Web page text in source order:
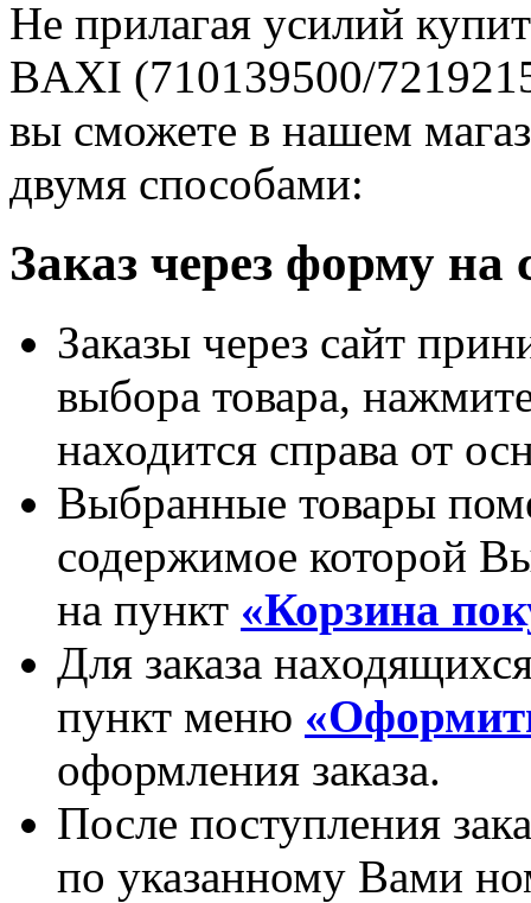
Не прилагая усилий
BAXI (710139500/
вы сможете в нашем
двумя способами:
Заказ через форму на
Заказы через сайт
выбора товара,
находится справа от
Выбранные товары
содержимое которой
на пункт «Корзина
Для заказа
пункт меню
оформления заказа.
После поступления
по указанному Вами